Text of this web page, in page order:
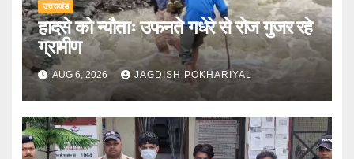
उत्तराखंड
हादसे को न्यौताः उफनते गधेरे से रोज गुजर रहे
ग्रामीण
AUG 6, 2026 JAGDISH POKHARIYAL